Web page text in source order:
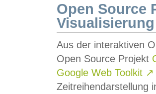
Open Source
Visualisierung
Aus der interaktiven
Open Source Projekt
Google Web Toolkit ↗
Zeitreihendarstellung